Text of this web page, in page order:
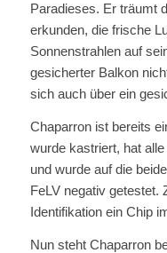
Paradieses. Er träumt
erkunden, die frische
Sonnenstrahlen auf
gesicherter Balkon
sich auch über ein
Chaparron ist bereits
wurde kastriert, hat
und wurde auf die
FeLV negativ getestet.
Identifikation ein Chip
Nun steht Chaparron